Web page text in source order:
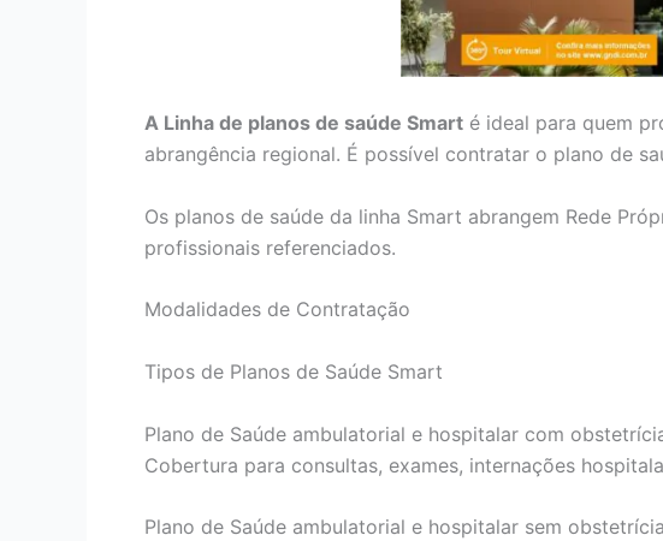
A Linha de planos de saúde Smart é ideal para quem
abrangência regional. É possível contratar o plano de
Os planos de saúde da linha Smart abrangem Rede
profissionais referenciados.
Modalidades de Contratação
Tipos de Planos de Saúde Smart
Plano de Saúde ambulatorial e hospitalar com
Cobertura para consultas, exames, internações
Plano de Saúde ambulatorial e hospitalar sem obstetrícia